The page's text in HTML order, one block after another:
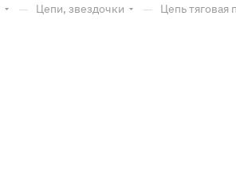
— Цепи, звездочки — Цепь тяговая